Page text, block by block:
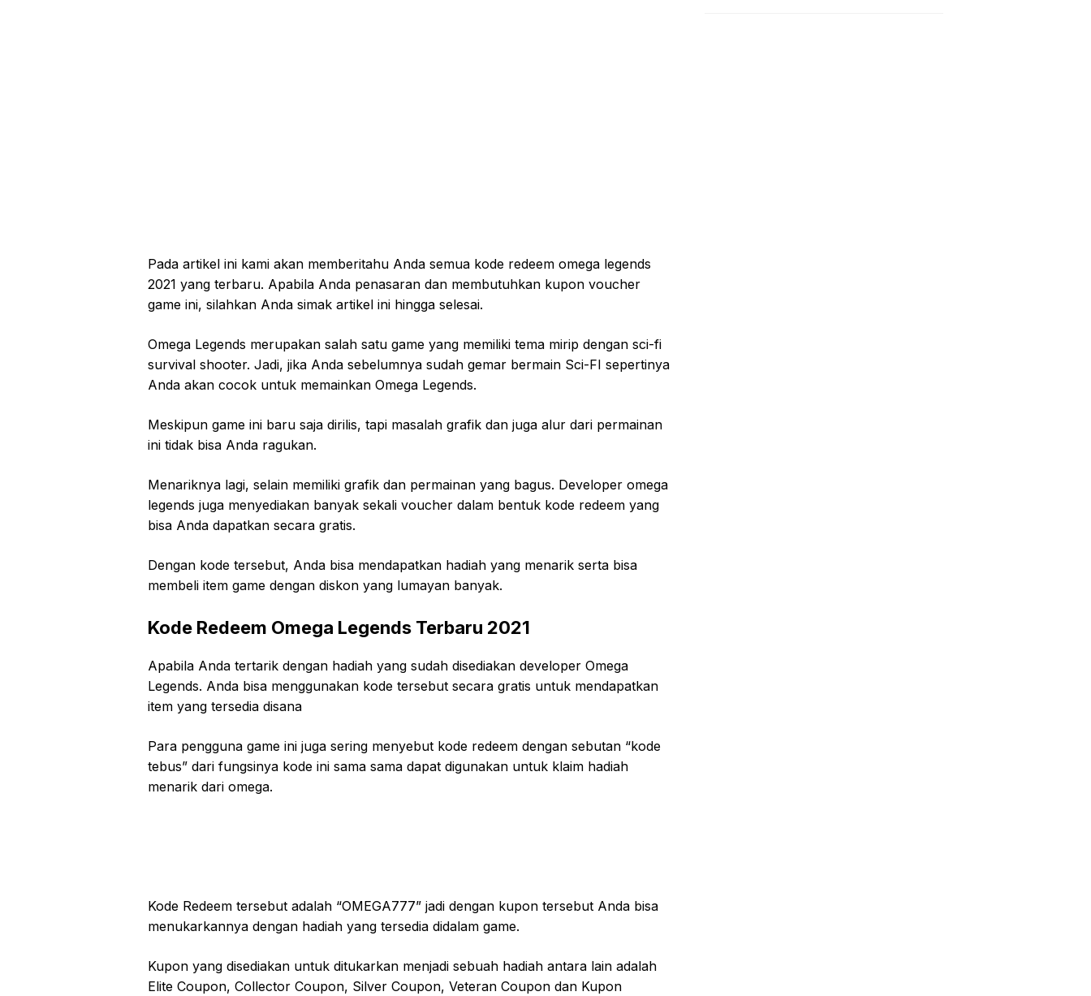
Pada artikel ini kami akan memberitahu Anda semua kode redeem omega legends
2021 yang terbaru. Apabila Anda penasaran dan membutuhkan kupon voucher
game ini, silahkan Anda simak artikel ini hingga selesai.
Omega Legends merupakan salah satu game yang memiliki tema mirip dengan sci-fi
survival shooter. Jadi, jika Anda sebelumnya sudah gemar bermain Sci-FI sepertinya
Anda akan cocok untuk memainkan Omega Legends.
Meskipun game ini baru saja dirilis, tapi masalah grafik dan juga alur dari permainan
ini tidak bisa Anda ragukan.
Menariknya lagi, selain memiliki grafik dan permainan yang bagus. Developer omega
legends juga menyediakan banyak sekali voucher dalam bentuk kode redeem yang
bisa Anda dapatkan secara gratis.
Dengan kode tersebut, Anda bisa mendapatkan hadiah yang menarik serta bisa
membeli item game dengan diskon yang lumayan banyak.
Kode Redeem Omega Legends Terbaru 2021
Apabila Anda tertarik dengan hadiah yang sudah disediakan developer Omega
Legends. Anda bisa menggunakan kode tersebut secara gratis untuk mendapatkan
item yang tersedia disana
Para pengguna game ini juga sering menyebut kode redeem dengan sebutan “kode
tebus” dari fungsinya kode ini sama sama dapat digunakan untuk klaim hadiah
menarik dari omega.
Kode Redeem tersebut adalah “OMEGA777” jadi dengan kupon tersebut Anda bisa
menukarkannya dengan hadiah yang tersedia didalam game.
Kupon yang disediakan untuk ditukarkan menjadi sebuah hadiah antara lain adalah
Elite Coupon, Collector Coupon, Silver Coupon, Veteran Coupon dan Kupon